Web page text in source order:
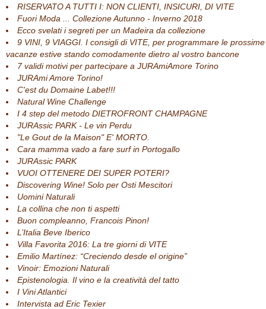
RISERVATO A TUTTI I: NON CLIENTI, INSICURI, DI VITE
Fuori Moda ... Collezione Autunno - Inverno 2018
Ecco svelati i segreti per un Madeira da collezione
9 VINI, 9 VIAGGI. I consigli di VITE, per programmare le prossime
vacanze estive stando comodamente dietro al vostro bancone
7 validi motivi per partecipare a JURAmiAmore Torino
JURAmi Amore Torino!
C'est du Domaine Labet!!!
Natural Wine Challenge
I 4 step del metodo DIETROFRONT CHAMPAGNE
JURAssic PARK - Le vin Perdu
"Le Gout de la Maison" E' MORTO.
Cara mamma vado a fare surf in Portogallo
JURAssic PARK
VUOI OTTENERE DEI SUPER POTERI?
Discovering Wine! Solo per Osti Mescitori
Uomini Naturali
La collina che non ti aspetti
Buon compleanno, Francois Pinon!
L’Italia Beve Iberico
Villa Favorita 2016: La tre giorni di VITE
Emilio Martínez: “Creciendo desde el origine”
Vinoir: Emozioni Naturali
Epistenologia. Il vino e la creatività del tatto
I Vini Atlantici
Intervista ad Eric Texier